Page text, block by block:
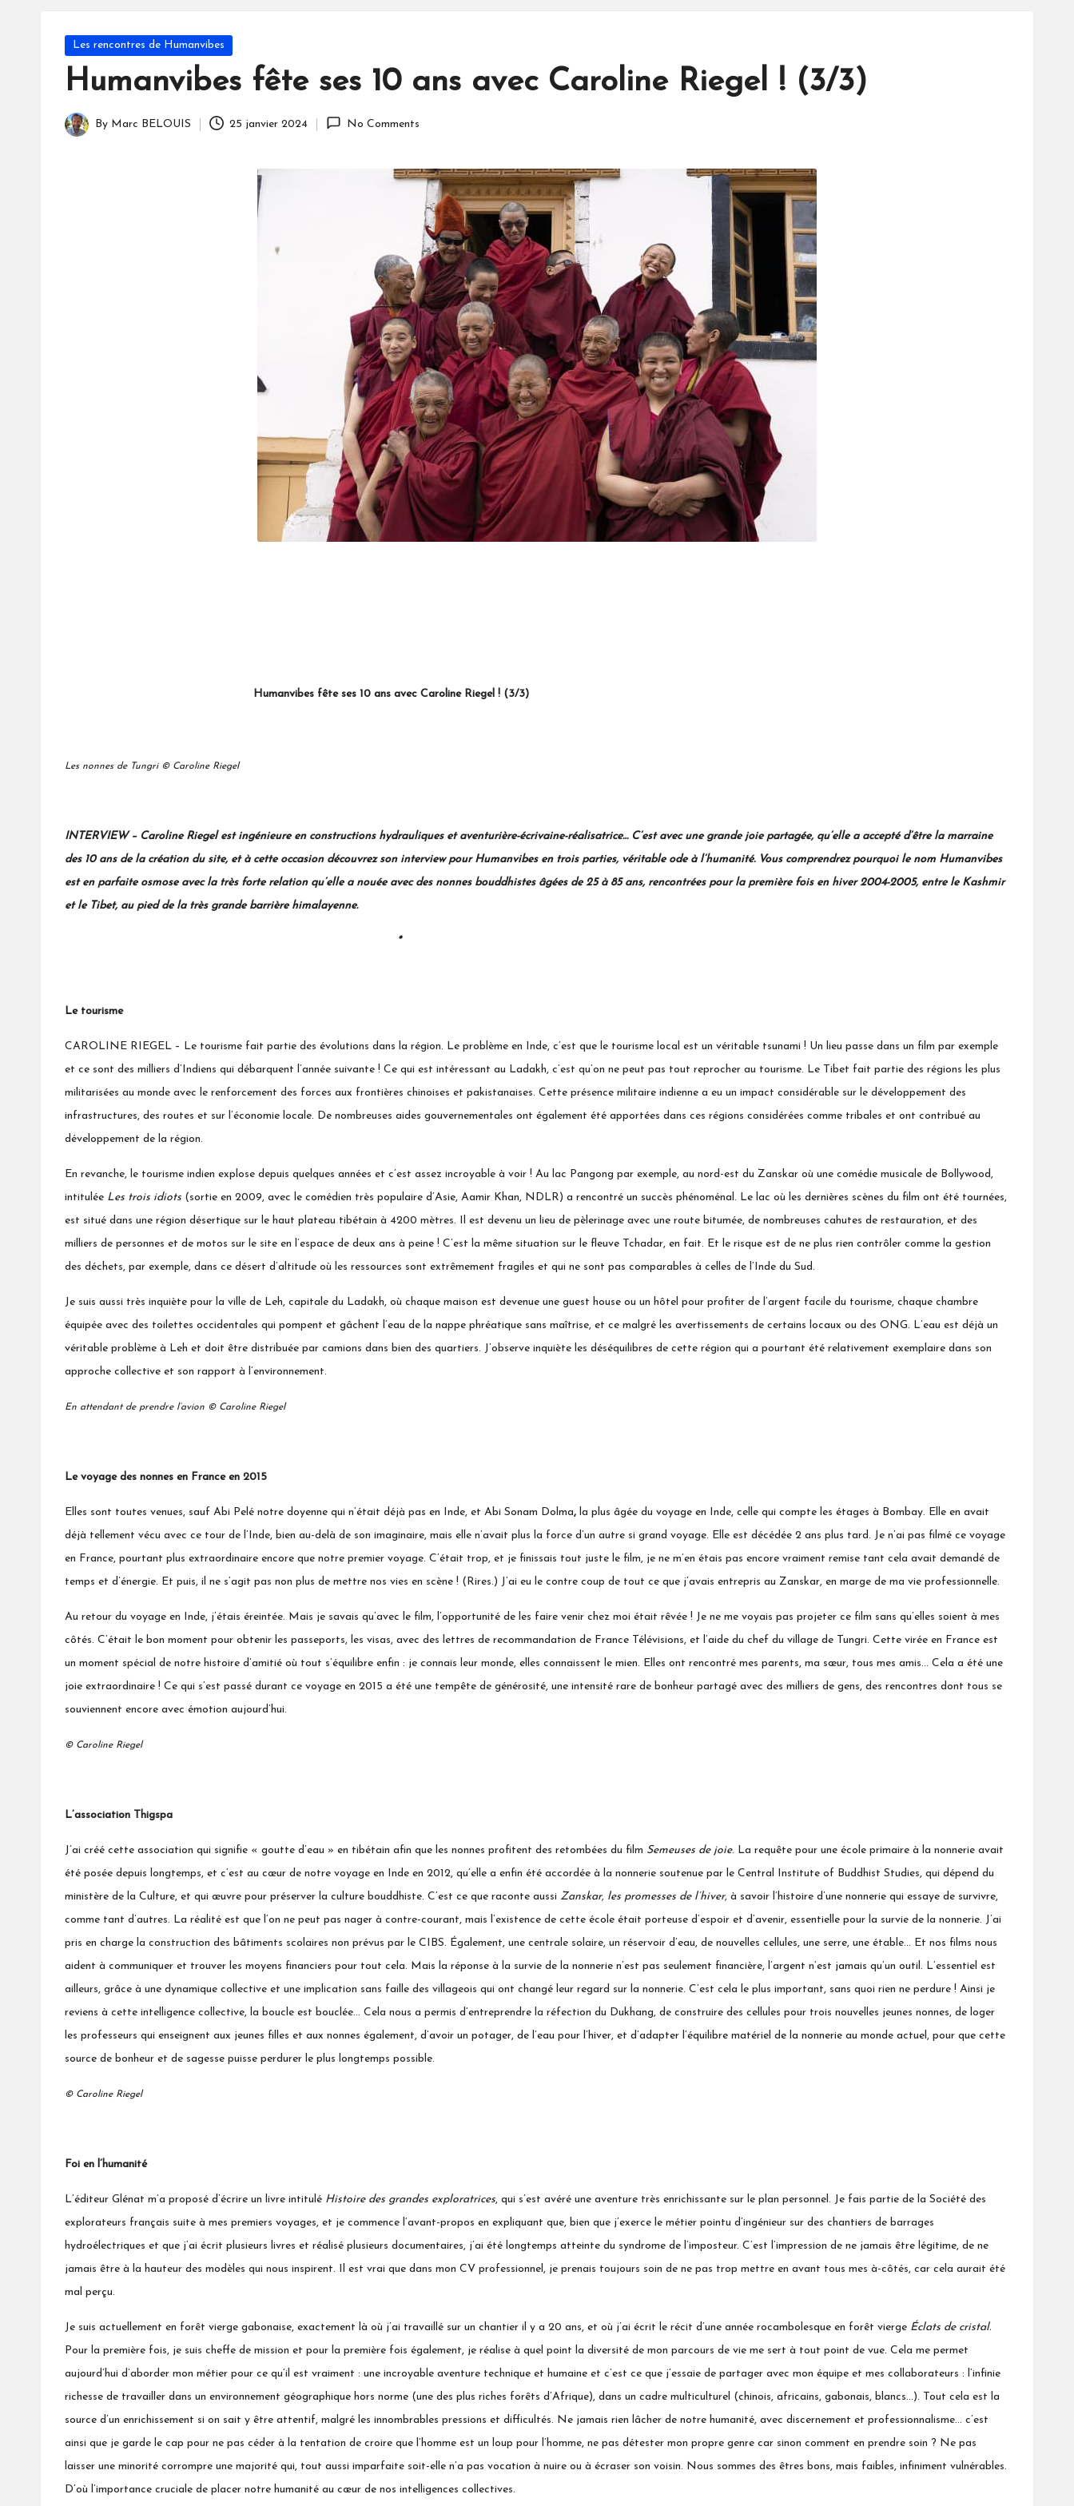
Posted
Les rencontres de Humanvibes
Humanvibes fête ses 10 ans avec Caroline Riegel ! (3/3)
Posted
By Marc BELOUIS 25 janvier 2024 No Comments
Humanvibes fête ses 10 ans avec Caroline Riegel ! (3/3)
Les nonnes de Tungri © Caroline Riegel
INTERVIEW – Caroline Riegel est ingénieure en constructions hydrauliques et aventurière-écrivaine-réalisatrice… C’est avec une grande joie partagée, qu’elle a accepté d’être la marraine
des 10 ans de la création du site, et à cette occasion découvrez son interview pour Humanvibes en trois parties, véritable ode à l’humanité. Vous comprendrez pourquoi le nom Humanvibes
est en parfaite osmose avec la très forte relation qu’elle a nouée avec des nonnes bouddhistes âgées de 25 à 85 ans, rencontrées pour la première fois en hiver 2004-2005, entre le Kashmir
et le Tibet, au pied de la très grande barrière himalayenne.
*
Le tourisme
CAROLINE RIEGEL – Le tourisme fait partie des évolutions dans la région. Le problème en Inde, c’est que le tourisme local est un véritable tsunami ! Un lieu passe dans un film par exemple
et ce sont des milliers d’Indiens qui débarquent l’année suivante ! Ce qui est intéressant au Ladakh, c’est qu’on ne peut pas tout reprocher au tourisme. Le Tibet fait partie des régions les plus
militarisées au monde avec le renforcement des forces aux frontières chinoises et pakistanaises. Cette présence militaire indienne a eu un impact considérable sur le développement des
infrastructures, des routes et sur l’économie locale. De nombreuses aides gouvernementales ont également été apportées dans ces régions considérées comme tribales et ont contribué au
développement de la région.
En revanche, le tourisme indien explose depuis quelques années et c’est assez incroyable à voir ! Au lac Pangong par exemple, au nord-est du Zanskar où une comédie musicale de Bollywood,
intitulée Les trois idiots (sortie en 2009, avec le comédien très populaire d’Asie, Aamir Khan, NDLR) a rencontré un succès phénoménal. Le lac où les dernières scènes du film ont été tournées,
est situé dans une région désertique sur le haut plateau tibétain à 4200 mètres. Il est devenu un lieu de pèlerinage avec une route bitumée, de nombreuses cahutes de restauration, et des
milliers de personnes et de motos sur le site en l’espace de deux ans à peine ! C’est la même situation sur le fleuve Tchadar, en fait. Et le risque est de ne plus rien contrôler comme la gestion
des déchets, par exemple, dans ce désert d’altitude où les ressources sont extrêmement fragiles et qui ne sont pas comparables à celles de l’Inde du Sud.
Je suis aussi très inquiète pour la ville de Leh, capitale du Ladakh, où chaque maison est devenue une guest house ou un hôtel pour profiter de l’argent facile du tourisme, chaque chambre
équipée avec des toilettes occidentales qui pompent et gâchent l’eau de la nappe phréatique sans maîtrise, et ce malgré les avertissements de certains locaux ou des ONG. L’eau est déjà un
véritable problème à Leh et doit être distribuée par camions dans bien des quartiers. J’observe inquiète les déséquilibres de cette région qui a pourtant été relativement exemplaire dans son
approche collective et son rapport à l’environnement.
En attendant de prendre l’avion © Caroline Riegel
Le voyage des nonnes en France en 2015
Elles sont toutes venues, sauf Abi Pelé notre doyenne qui n’était déjà pas en Inde, et Abi Sonam Dolma, la plus âgée du voyage en Inde, celle qui compte les étages à Bombay. Elle en avait
déjà tellement vécu avec ce tour de l’Inde, bien au-delà de son imaginaire, mais elle n’avait plus la force d’un autre si grand voyage. Elle est décédée 2 ans plus tard. Je n’ai pas filmé ce voyage
en France, pourtant plus extraordinaire encore que notre premier voyage. C’était trop, et je finissais tout juste le film, je ne m’en étais pas encore vraiment remise tant cela avait demandé de
temps et d’énergie. Et puis, il ne s’agit pas non plus de mettre nos vies en scène ! (Rires.) J’ai eu le contre coup de tout ce que j’avais entrepris au Zanskar, en marge de ma vie professionnelle.
Au retour du voyage en Inde, j’étais éreintée. Mais je savais qu’avec le film, l’opportunité de les faire venir chez moi était rêvée ! Je ne me voyais pas projeter ce film sans qu’elles soient à mes
côtés. C’était le bon moment pour obtenir les passeports, les visas, avec des lettres de recommandation de France Télévisions, et l’aide du chef du village de Tungri. Cette virée en France est
un moment spécial de notre histoire d’amitié où tout s’équilibre enfin : je connais leur monde, elles connaissent le mien. Elles ont rencontré mes parents, ma sœur, tous mes amis… Cela a été une
joie extraordinaire ! Ce qui s’est passé durant ce voyage en 2015 a été une tempête de générosité, une intensité rare de bonheur partagé avec des milliers de gens, des rencontres dont tous se
souviennent encore avec émotion aujourd’hui.
© Caroline Riegel
L’association Thigspa
J’ai créé cette association qui signifie « goutte d’eau » en tibétain afin que les nonnes profitent des retombées du film Semeuses de joie. La requête pour une école primaire à la nonnerie avait
été posée depuis longtemps, et c’est au cœur de notre voyage en Inde en 2012, qu’elle a enfin été accordée à la nonnerie soutenue par le Central Institute of Buddhist Studies, qui dépend du
ministère de la Culture, et qui œuvre pour préserver la culture bouddhiste. C’est ce que raconte aussi Zanskar, les promesses de l’hiver, à savoir l’histoire d’une nonnerie qui essaye de survivre,
comme tant d’autres. La réalité est que l’on ne peut pas nager à contre-courant, mais l’existence de cette école était porteuse d’espoir et d’avenir, essentielle pour la survie de la nonnerie. J’ai
pris en charge la construction des bâtiments scolaires non prévus par le CIBS. Également, une centrale solaire, un réservoir d’eau, de nouvelles cellules, une serre, une étable… Et nos films nous
aident à communiquer et trouver les moyens financiers pour tout cela. Mais la réponse à la survie de la nonnerie n’est pas seulement financière, l’argent n’est jamais qu’un outil. L’essentiel est
ailleurs, grâce à une dynamique collective et une implication sans faille des villageois qui ont changé leur regard sur la nonnerie. C’est cela le plus important, sans quoi rien ne perdure ! Ainsi je
reviens à cette intelligence collective, la boucle est bouclée… Cela nous a permis d’entreprendre la réfection du Dukhang, de construire des cellules pour trois nouvelles jeunes nonnes, de loger
les professeurs qui enseignent aux jeunes filles et aux nonnes également, d’avoir un potager, de l’eau pour l’hiver, et d’adapter l’équilibre matériel de la nonnerie au monde actuel, pour que cette
source de bonheur et de sagesse puisse perdurer le plus longtemps possible.
© Caroline Riegel
Foi en l’humanité
L’éditeur Glénat m’a proposé d’écrire un livre intitulé Histoire des grandes exploratrices, qui s’est avéré une aventure très enrichissante sur le plan personnel. Je fais partie de la Société des
explorateurs français suite à mes premiers voyages, et je commence l’avant-propos en expliquant que, bien que j’exerce le métier pointu d’ingénieur sur des chantiers de barrages
hydroélectriques et que j’ai écrit plusieurs livres et réalisé plusieurs documentaires, j’ai été longtemps atteinte du syndrome de l’imposteur. C’est l’impression de ne jamais être légitime, de ne
jamais être à la hauteur des modèles qui nous inspirent. Il est vrai que dans mon CV professionnel, je prenais toujours soin de ne pas trop mettre en avant tous mes à-côtés, car cela aurait été
mal perçu.
Je suis actuellement en forêt vierge gabonaise, exactement là où j’ai travaillé sur un chantier il y a 20 ans, et où j’ai écrit le récit d’une année rocambolesque en forêt vierge Éclats de cristal.
Pour la première fois, je suis cheffe de mission et pour la première fois également, je réalise à quel point la diversité de mon parcours de vie me sert à tout point de vue. Cela me permet
aujourd’hui d’aborder mon métier pour ce qu’il est vraiment : une incroyable aventure technique et humaine et c’est ce que j’essaie de partager avec mon équipe et mes collaborateurs : l’infinie
richesse de travailler dans un environnement géographique hors norme (une des plus riches forêts d’Afrique), dans un cadre multiculturel (chinois, africains, gabonais, blancs…). Tout cela est la
source d’un enrichissement si on sait y être attentif, malgré les innombrables pressions et difficultés. Ne jamais rien lâcher de notre humanité, avec discernement et professionnalisme… c’est
ainsi que je garde le cap pour ne pas céder à la tentation de croire que l’homme est un loup pour l’homme, ne pas détester mon propre genre car sinon comment en prendre soin ? Ne pas
laisser une minorité corrompre une majorité qui, tout aussi imparfaite soit-elle n’a pas vocation à nuire ou à écraser son voisin. Nous sommes des êtres bons, mais faibles, infiniment vulnérables.
D’où l’importance cruciale de placer notre humanité au cœur de nos intelligences collectives.